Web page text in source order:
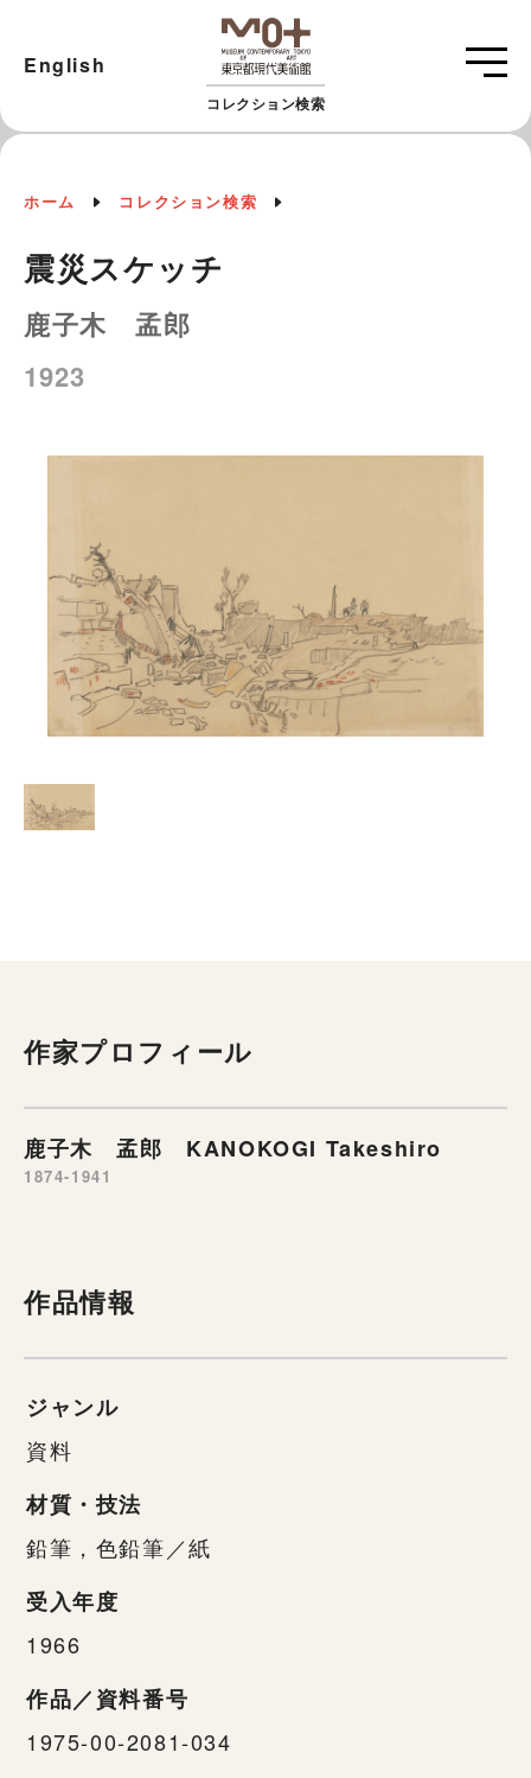
コレクション検索
English
ホーム コレクション検索
震災スケッチ
鹿子木 孟郎
1923
作家プロフィール
鹿子木 孟郎 KANOKOGI Takeshiro
1874-1941
作品情報
ジャンル
資料
材質・技法
鉛筆，色鉛筆／紙
受入年度
1966
作品／資料番号
1975-00-2081-034